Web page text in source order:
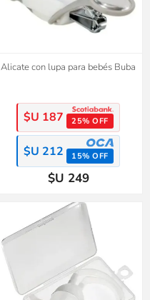
Alicate con lupa para bebés Buba
$U 187 25% OFF
$U 212 15% OFF
$U 249